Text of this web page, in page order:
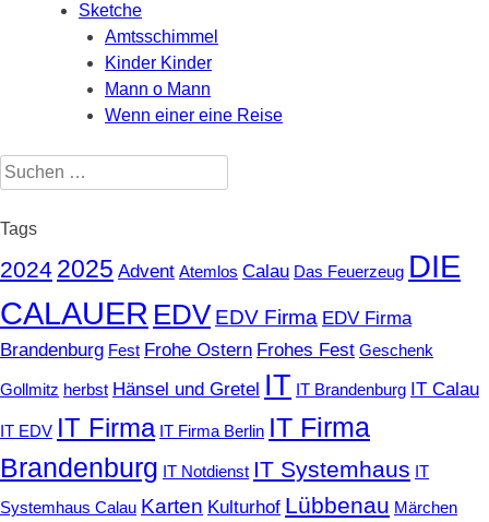
Sketche
Amtsschimmel
Kinder Kinder
Mann o Mann
Wenn einer eine Reise
Suchen
nach:
Tags
2024 2025 Advent Atemlos Calau Das Feuerzeug DIE
CALAUER EDV EDV Firma EDV Firma
Brandenburg Fest Frohe Ostern Frohes Fest Geschenk
Gollmitz herbst Hänsel und Gretel IT IT Brandenburg IT Calau
IT EDV IT Firma IT Firma Berlin IT Firma
Brandenburg IT Notdienst IT Systemhaus IT
Systemhaus Calau Karten Kulturhof Lübbenau Märchen